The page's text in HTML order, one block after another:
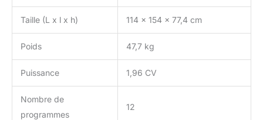
Taille (L x l x h) 114 x 154 x 77,4 cm
Poids 47,7 kg
Puissance 1,96 CV
Nombre de
programmes
12